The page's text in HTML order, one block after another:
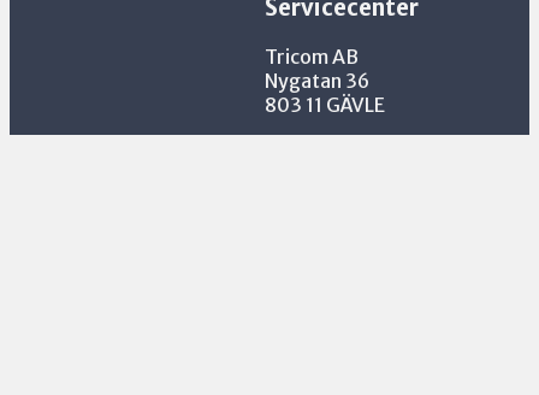
Servicecenter
Tricom AB
Nygatan 36
803 11 GÄVLE